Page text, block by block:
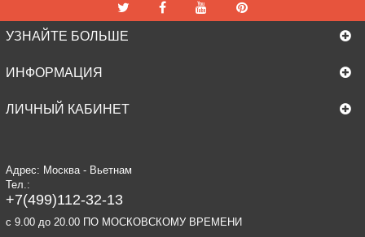
УЗНАЙТЕ БОЛЬШЕ
ИНФОРМАЦИЯ
ЛИЧНЫЙ КАБИНЕТ
Адрес: Москва - Вьетнам
Тел.:
+7(499)112-32-13
c 9.00 до 20.00 ПО МОСКОВСКОМУ ВРЕМЕНИ